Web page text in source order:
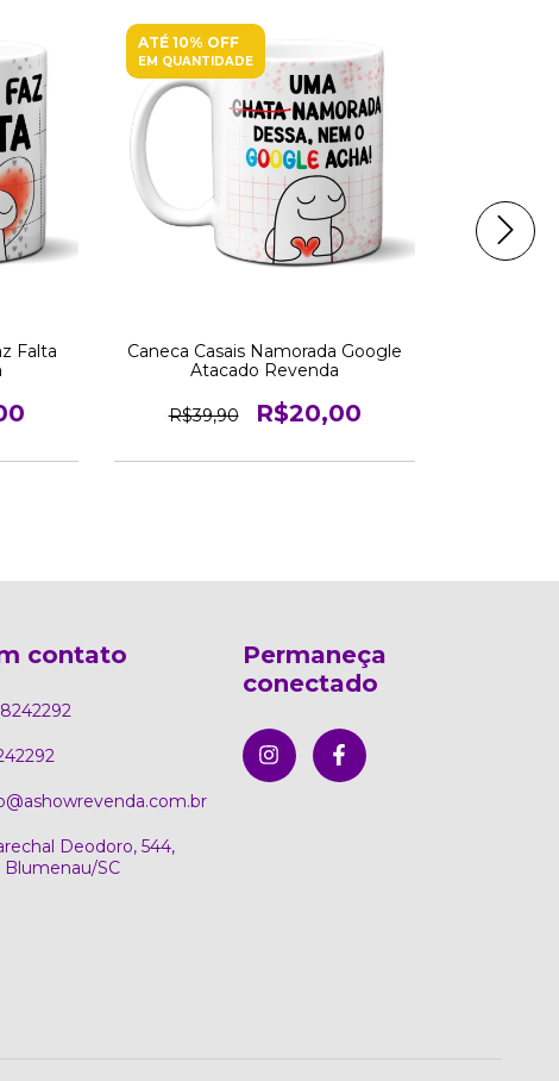
Falta
ATÉ 10% OFF
EM QUANTIDADE
Caneca Casais Namorada Google
Atacado Revenda
R$39,90 R$20,00
contato
Deodoro, 544,
Blumenau/SC
Permaneça
conectado